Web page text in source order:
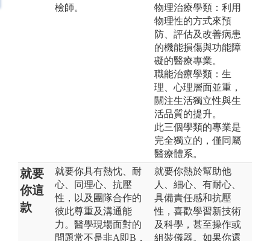
檢師。
物理治療學類：利用
物理性的方式來預
防、評估及改善病患
的機能損傷與功能障
礙的醫療專業。
職能治療學類：生
理、心理層面並重，
關注生活獨立性與生
活品質的提升。
此三個學類的專業是
完全獨立的，僅同屬
醫療體系。
就要
你這
款
就要你具有熱忱、耐
心、同理心、抗壓
性，以及團隊合作的
彼此尊重及溝通能
力。醫學現場面對的
問題常不是非A即B，
就要你熱於幫助他
人、細心、有耐心、
具備責任感和抗壓
性，喜歡學習新技術
及科學，甚至操作或
組裝儀器。如果你還